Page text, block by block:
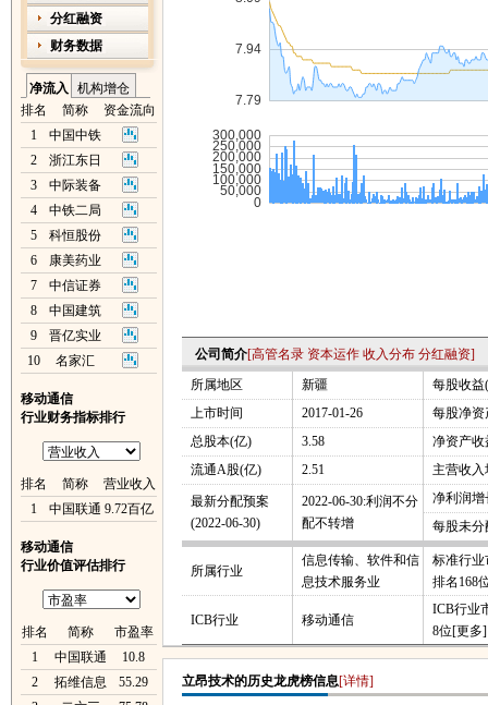
分红融资
财务数据
净流入
机构增仓
排名
简称
资金流向
1
中国中铁
2
浙江东日
3
中际装备
4
中铁二局
5
科恒股份
6
康美药业
7
中信证券
8
中国建筑
9
晋亿实业
10
名家汇
移动通信
行业财务指标排行
排名 简称
营业收入
1
中国联通 9.72百亿
移动通信
行业价值评估排行
排名 简称
市盈率
1
中国联通
10.8
2
拓维信息
55.29
公司简介[高管名录 资本运作 收入分布 分红融资]
所属地区
新疆
每股收益
上市时间
2017-01-26
每股净资
总股本(亿)
3.58
净资产收
流通A股(亿)
2.51 主营收入
最新分配预案
(2022-06-30)
2022-06-30:利润不分
配不转增
净利润增
每股未分
所属行业
信息传输、软件和信
息技术服务业
标准行业
排名168
ICB行业 移动通信
ICB行业
8位[更多]
立昂技术的历史龙虎榜信息[详情]